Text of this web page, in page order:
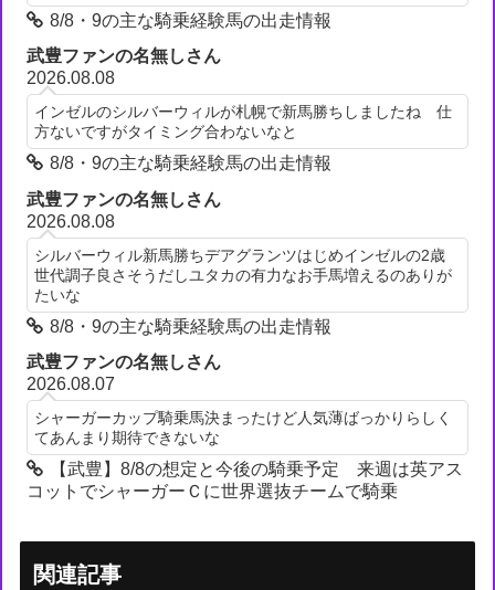
8/8・9の主な騎乗経験馬の出走情報
武豊ファンの名無しさん
2026.08.08
インゼルのシルバーウィルが札幌で新馬勝ちしましたね 仕
方ないですがタイミング合わないなと
8/8・9の主な騎乗経験馬の出走情報
武豊ファンの名無しさん
2026.08.08
シルバーウィル新馬勝ちデアグランツはじめインゼルの2歳
世代調子良さそうだしユタカの有力なお手馬増えるのありが
たいな
8/8・9の主な騎乗経験馬の出走情報
武豊ファンの名無しさん
2026.08.07
シャーガーカップ騎乗馬決まったけど人気薄ばっかりらしく
てあんまり期待できないな
【武豊】8/8の想定と今後の騎乗予定 来週は英アス
コットでシャーガーＣに世界選抜チームで騎乗
関連記事